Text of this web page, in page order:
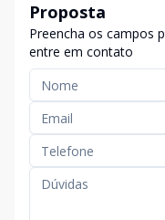
Proposta
Preencha os campos
entre em contato